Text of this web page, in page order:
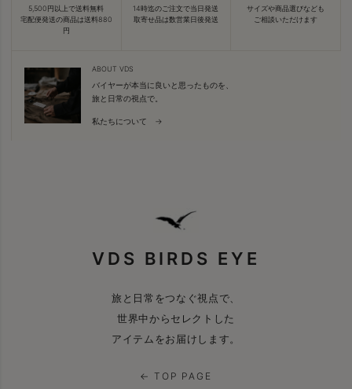
5,500円以上で送料無料
宅配便発送の商品は送料880
円
14時迄のご注文で当日発送
取寄せ品は数営業日後発送
サイズや商品選びなども
ご相談いただけます
ABOUT VDS
バイヤーが本当に良いと思ったものを、
旅と日常の視点で。
私たちについて →
VDS BIRDS EYE
旅と日常をつなぐ視点で、
世界中からセレクトした
アイテムをお届けします。
← TOP PAGE